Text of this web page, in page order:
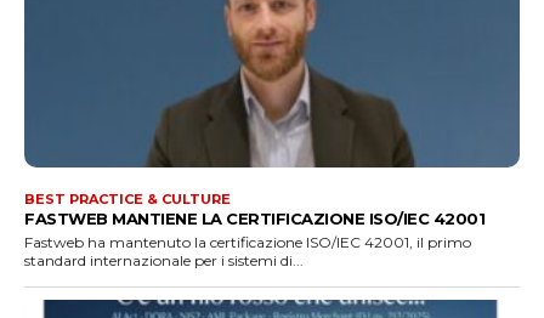
BEST PRACTICE & CULTURE
FASTWEB MANTIENE LA CERTIFICAZIONE ISO/IEC 42001
Fastweb ha mantenuto la certificazione ISO/IEC 42001, il primo
standard internazionale per i sistemi di...